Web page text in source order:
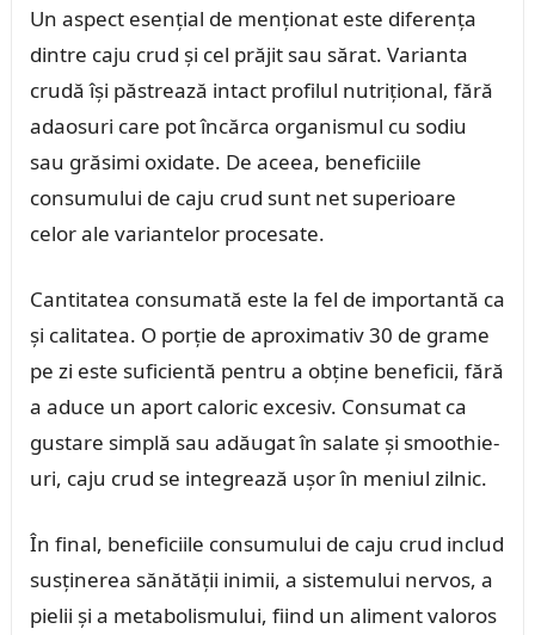
Un aspect esențial de menționat este diferența
dintre caju crud și cel prăjit sau sărat. Varianta
crudă își păstrează intact profilul nutrițional, fără
adaosuri care pot încărca organismul cu sodiu
sau grăsimi oxidate. De aceea, beneficiile
consumului de caju crud sunt net superioare
celor ale variantelor procesate.
Cantitatea consumată este la fel de importantă ca
și calitatea. O porție de aproximativ 30 de grame
pe zi este suficientă pentru a obține beneficii, fără
a aduce un aport caloric excesiv. Consumat ca
gustare simplă sau adăugat în salate și smoothie-
uri, caju crud se integrează ușor în meniul zilnic.
În final, beneficiile consumului de caju crud includ
susținerea sănătății inimii, a sistemului nervos, a
pielii și a metabolismului, fiind un aliment valoros